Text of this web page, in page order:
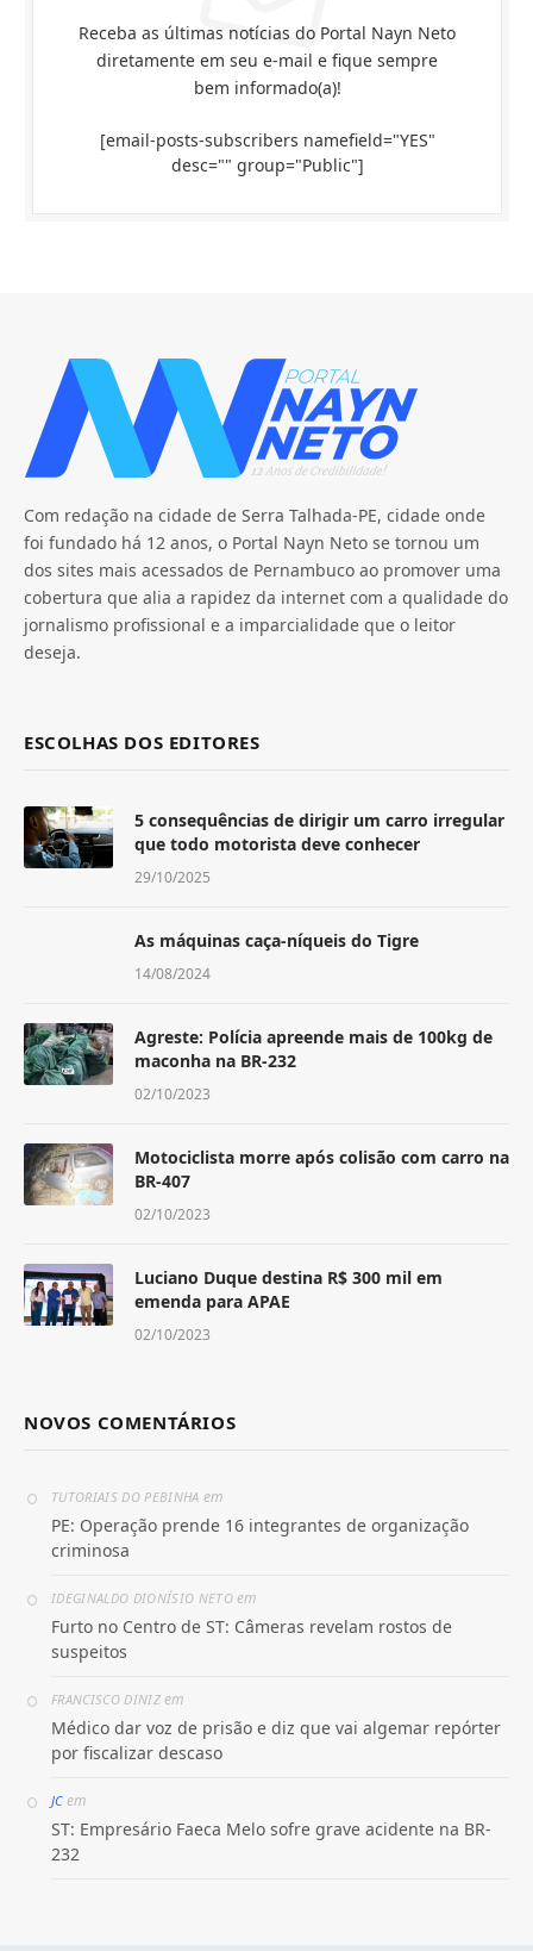
Receba as últimas notícias do Portal Nayn Neto
diretamente em seu e-mail e fique sempre
bem informado(a)!
[email-posts-subscribers namefield="YES"
desc="" group="Public"]
Com redação na cidade de Serra Talhada-PE, cidade onde
foi fundado há 12 anos, o Portal Nayn Neto se tornou um
dos sites mais acessados de Pernambuco ao promover uma
cobertura que alia a rapidez da internet com a qualidade do
jornalismo profissional e a imparcialidade que o leitor
deseja.
ESCOLHAS DOS EDITORES
5 consequências de dirigir um carro irregular
que todo motorista deve conhecer
29/10/2025
As máquinas caça-níqueis do Tigre
14/08/2024
Agreste: Polícia apreende mais de 100kg de
maconha na BR-232
02/10/2023
Motociclista morre após colisão com carro na
BR-407
02/10/2023
Luciano Duque destina R$ 300 mil em
emenda para APAE
02/10/2023
NOVOS COMENTÁRIOS
TUTORIAIS DO PEBINHA em
PE: Operação prende 16 integrantes de organização
criminosa
IDEGINALDO DIONÍSIO NETOem
Furto no Centro de ST: Câmeras revelam rostos de
suspeitos
FRANCISCO DINIZem
Médico dar voz de prisão e diz que vai algemar repórter
por fiscalizar descaso
JCem
ST: Empresário Faeca Melo sofre grave acidente na BR-
232